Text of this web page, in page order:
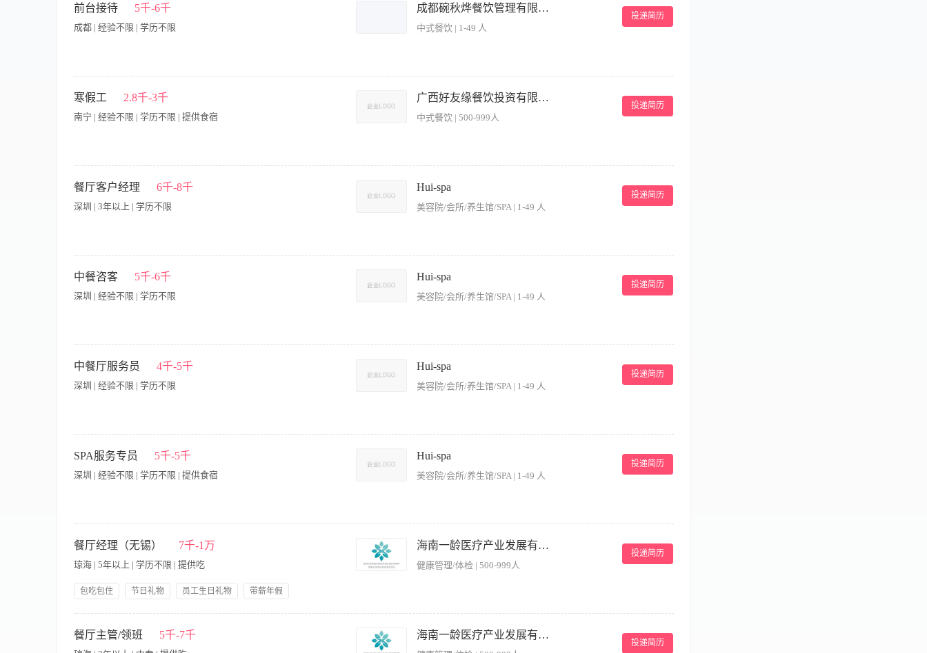
设备，确保娱乐活动的顺利进行。 4、保持包房或座位的整洁，清理桌面垃圾。 5、协调与其他服务员或工作人员的工作，确保服务的连贯性和高效性。 6、确保场所
内的消防安全，熟悉消防设备的使用方法，并在紧急情况下能够迅速疏散客人。 7、协助客人进行结账，确保账单准确无误。 【岗位要求】 1、服务意识强，能够主
动为客人提供优质服务。 2、具备良好的沟通能力，能够与客人进行愉快的交流，解决客人的问题。 3、熟悉娱乐场所的服务流程和规范，能够熟练操作相关设备。
前台接待 5千-6千
成都 | 经验不限 | 学历不限
成都碗秋烨餐饮管理有限公司
中式餐饮 | 1-49 人
投递简历
客情，尤其要记住即将来店的贵宾、常客的姓名，了解酒店的所有活动。 4、熟悉酒店有关客房销售的各项政策，向来店宾客推销客房，努力争取最好的经济效益。
5、熟练总台各项专业业务和技能，搞好对客服务。 6、熟练掌握店内外信息，提供准确的问讯服务。 7、负责为下榻酒店的宾客办理入住登记手续。 8、负责客房钥
匙的管理和发放工作并严格遵守验证制度。 9、制作有关报表，为其它部门提供准确的接待信息。 【岗位要求】 1、XX以上文化程度，懂得英语。 2、性格开朗、头
寒假工 2.8千-3千
南宁 | 经验不限 | 学历不限 | 提供食宿
广西好友缘餐饮投资有限公司
中式餐饮 | 500-999人
投递简历
水产科学研究院旁） 联系人：陆主管15717719979微信同号
餐厅客户经理 6千-8千
深圳 | 3年以上 | 学历不限
Hui-spa
美容院/会所/养生馆/SPA | 1-49 人
投递简历
与店内团队紧密协作，确保各类宴请活动的顺利执行和客户满意度。 · 建立并更新客户档案，进行定期回访与关系维护，提升客户黏性与复购。 · 完成公司制定的销
售目标，并积极收集市场及客户反馈，助力品牌优化。 · 任职要求： · 三年以上高端餐饮、酒店、会所或相关行业的销售/客户管理经验。 · 具备优秀的商务洽谈、客
户开发和关系维护能力。 · 形象气质佳，沟通表达能力强，有抗压能力，有出色的服务意识和应变能力。 · 具备良好的团队协作精神和结果导向意识。 · 对宴请市场有
中餐咨客 5千-6千
深圳 | 经验不限 | 学历不限
Hui-spa
美容院/会所/养生馆/SPA | 1-49 人
投递简历
客情，尤其要记住即将来店的贵宾、常客的姓名。 3、熟练掌握店内外信息，向宾客提供礼貌周全的服务。 4、了解酒店的相关活动，可向宾客详细介绍酒店康乐部的
活动。 5、对于宾客的要求、不满和需要及时做出回应及时向领班或部门经理汇报。
中餐厅服务员 4千-5千
深圳 | 经验不限 | 学历不限
Hui-spa
美容院/会所/养生馆/SPA | 1-49 人
投递简历
设备，确保娱乐活动的顺利进行。 4、保持包房或座位的整洁，及时更换烟灰缸，清理桌面垃圾。 5、协调与其他服务员或工作人员的工作，确保服务的连贯性和高效
性。 6、确保场所内的消防安全，熟悉消防设备的使用方法，并在紧急情况下能够迅速疏散客人。 7、协助客人进行结账，确保账单准确无误。 【岗位要求】 1、服务
意识强，能够主动为客人提供优质服务。 2、具备良好的沟通能力，能够与客人进行愉快的交流，解决客人的问题。 3、熟悉娱乐场所的服务流程和规范，能够熟练操
SPA服务专员 5千-5千
深圳 | 经验不限 | 学历不限 | 提供食宿
Hui-spa
美容院/会所/养生馆/SPA | 1-49 人
投递简历
里，你将通过专业的服务支持与温暖的零售互动，为客户创造从踏入空间到选购产品的完整美好体验。如果你渴望在高端健康疗愈品牌中成长，欢迎加入我们。 主要
职责 环境与服务支持· 负责一、二楼整体环境的清洁、整理与日常布置，确保疗愈空间始终整洁、宁静、舒适。· 协助准备各项疗愈服务用品，并为客户提供茶水、轻
食等贴心服务支持。· 配合理疗师与前台，完成客户引导、更衣协助等服务工作，确保服务动线流畅。 零售销售与客户互动· 在一楼零售区主动接待客户，介绍HUI
Wellness香氛等产品特性，协助试香与体验，促成销售。· 负责零售区域的货品陈列、库存盘点与补充，保持商品展示的吸引力与有序性。· 学习产品知识，为客户提
供专业的购物建议，传递品牌理念。 运营协助· 遵守并执行各项服务标准操作程序（SOP）与卫生安全规范。· 协助完成上级交办的其他日常运营支持工作。 任职要
求 基本条件· 高中及以上学历。· 具备服务行业基础工作经验，有零售、酒店、餐饮或SPA行业经验者优先。 能力与素养· 拥有良好的服务意识与亲和力，沟通表达清
· 有竞争力的薪酬：岗位底薪 + 绩效奖金 + 零售销售提成，收入与个人表现直接挂钩。 · 成长型岗位：提供完整的SPA服务流程与零售产品知识培训，清晰的发展路径
餐厅经理（无锡） 7千-1万
琼海 | 5年以上 | 学历不限 | 提供吃
包吃包住 节日礼物 员工生日礼物
带薪年假
海南一龄医疗产业发展有限公司
健康管理/体检 | 500-999人
投递简历
责召开每日班前班后例会，并安排部门主管及其他管理人员的日常工作，检查工作完成的时效性及标准性； 3、执行并检查员工的培训工作，组织员工积极参加学习
服务技巧技能，不断完善和提高员工的综合素质，做好培训考核纪录并存档； 4、定期召开餐厅员工会议，复盘近期服务及运营情况，并对餐厅员工表现进行相关绩
餐厅主管/领班 5千-7千 海南一龄医疗产业发展有限公司
投递简历